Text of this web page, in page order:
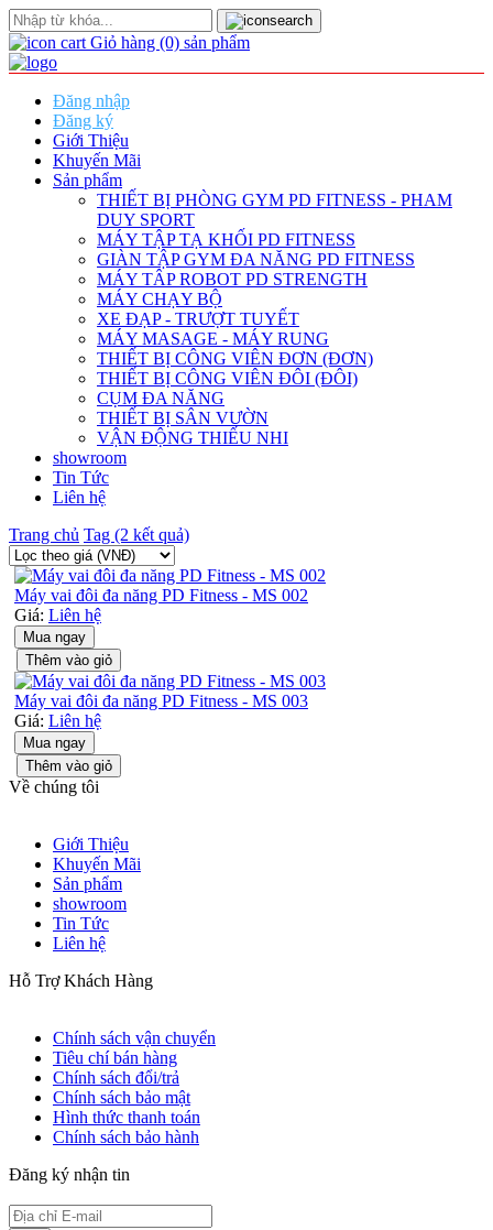
Giỏ hàng (0) sản phẩm
Đăng nhập
Đăng ký
Giới Thiệu
Khuyến Mãi
Sản phẩm
THIẾT BỊ PHÒNG GYM PD FITNESS - PHAM
DUY SPORT
MÁY TẬP TẠ KHỐI PD FITNESS
GIÀN TẬP GYM ĐA NĂNG PD FITNESS
MÁY TÂP ROBOT PD STRENGTH
MÁY CHẠY BỘ
XE ĐẠP - TRƯỢT TUYẾT
MÁY MASAGE - MÁY RUNG
THIẾT BỊ CÔNG VIÊN ĐƠN (ĐƠN)
THIẾT BỊ CÔNG VIÊN ĐÔI (ĐÔI)
CỤM ĐA NĂNG
THIẾT BỊ SÂN VƯỜN
VẬN ĐỘNG THIẾU NHI
showroom
Tin Tức
Liên hệ
Trang chủ Tag (2 kết quả)
Máy vai đôi đa năng PD Fitness - MS 002
Giá: Liên hệ
Mua ngay
Thêm vào giỏ
Máy vai đôi đa năng PD Fitness - MS 003
Giá: Liên hệ
Mua ngay
Thêm vào giỏ
Về chúng tôi
Giới Thiệu
Khuyến Mãi
Sản phẩm
showroom
Tin Tức
Liên hệ
Hỗ Trợ Khách Hàng
Chính sách vận chuyển
Tiêu chí bán hàng
Chính sách đổi/trả
Chính sách bảo mật
Hình thức thanh toán
Chính sách bảo hành
Đăng ký nhận tin